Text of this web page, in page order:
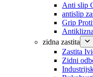
Anti slip
antislip
Grip
zidna zastita
Zastita
Zidni